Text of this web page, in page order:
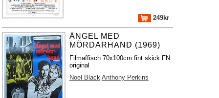
249kr
ÄNGEL MED
MÖRDARHAND (1969)
Filmaffisch 70x100cm fint skick FN
original
Noel Black Anthony Perkins